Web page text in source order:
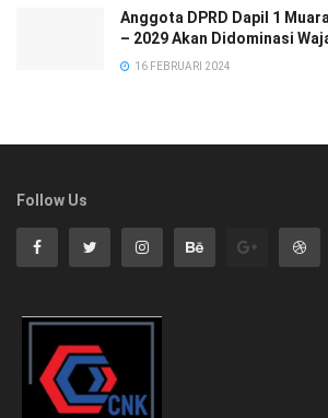
Anggota DPRD Dapil 1
– 2029 Akan Didominasi
16 FEBRUARI 2024
Follow Us